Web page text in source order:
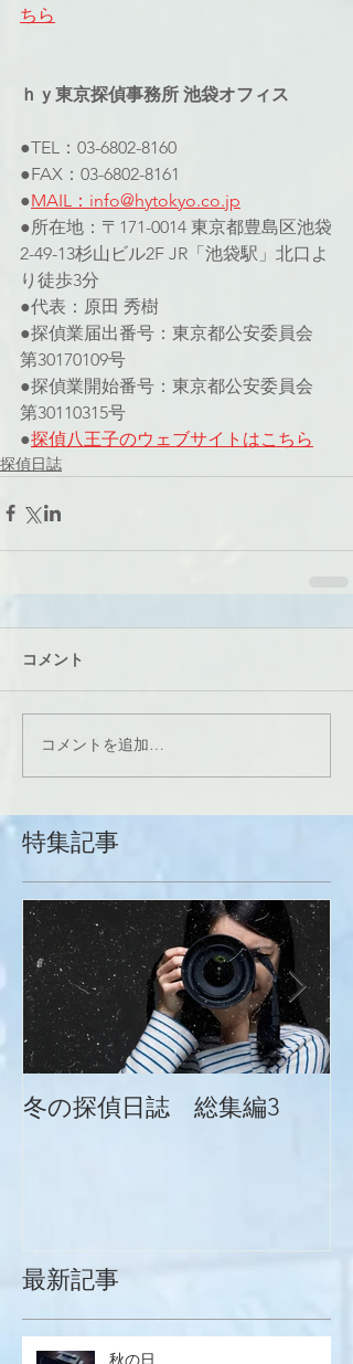
ちら
ｈｙ東京探偵事務所 池袋オフィス
●TEL：03-6802-8160
●FAX：03-6802-8161
●MAIL：info@hytokyo.co.jp
●所在地：〒171-0014 東京都豊島区池袋
2-49-13杉山ビル2F JR「池袋駅」北口よ
り徒歩3分
●代表：原田 秀樹
●探偵業届出番号：東京都公安委員会
第30170109号
●探偵業開始番号：東京都公安委員会
第30110315号
●探偵八王子のウェブサイト はこちら
探偵日誌
コメント
コメントを追加…
特集記事
冬の探偵日誌 総集編3
最新記事
秋の日